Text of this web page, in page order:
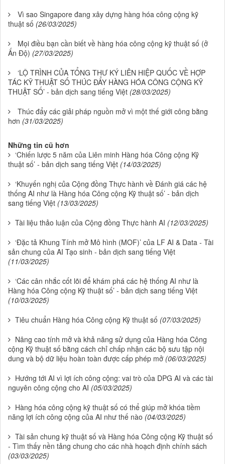
Vì sao Singapore đang xây dựng hàng hóa công cộng kỹ
thuật số (26/03/2025)
Mọi điều bạn cần biết về hàng hóa công cộng kỹ thuật số (ở
Ấn Độ) (27/03/2025)
‘LỘ TRÌNH CỦA TỔNG THƯ KÝ LIÊN HIỆP QUỐC VỀ HỢP
TÁC KỸ THUẬT SỐ THÚC ĐẨY HÀNG HÓA CÔNG CỘNG KỸ
THUẬT SỐ’ - bản dịch sang tiếng Việt (28/03/2025)
Thúc đẩy các giải pháp nguồn mở vì một thế giới công bằng
hơn (31/03/2025)
Những tin cũ hơn
‘Chiến lược 5 năm của Liên minh Hàng hóa Công cộng Kỹ
thuật số’ - bản dịch sang tiếng Việt (14/03/2025)
‘Khuyến nghị của Cộng đồng Thực hành về Đánh giá các hệ
thống AI như là Hàng hóa Công cộng Kỹ thuật số’ - bản dịch
sang tiếng Việt (13/03/2025)
Tài liệu thảo luận của Cộng đồng Thực hành AI (12/03/2025)
‘Đặc tả Khung Tính mở Mô hình (MOF)’ của LF AI & Data - Tài
sản chung của AI Tạo sinh - bản dịch sang tiếng Việt
(11/03/2025)
‘Các cân nhắc cốt lõi để khám phá các hệ thống AI như là
Hàng hóa Công cộng Kỹ thuật số’ - bản dịch sang tiếng Việt
(10/03/2025)
Tiêu chuẩn Hàng hóa Công cộng Kỹ thuật số (07/03/2025)
Nâng cao tính mở và khả năng sử dụng của Hàng hóa Công
cộng Kỹ thuật số bằng cách chỉ chấp nhận các bộ sưu tập nội
dung và bộ dữ liệu hoàn toàn được cấp phép mở (06/03/2025)
Hướng tới AI vì lợi ích công cộng: vai trò của DPG AI và các tài
nguyên công cộng cho AI (05/03/2025)
Hàng hóa công cộng kỹ thuật số có thể giúp mở khóa tiềm
năng lợi ích công cộng của AI như thế nào (04/03/2025)
Tài sản chung kỹ thuật số và Hàng hóa Công cộng Kỹ thuật số
- Tìm thấy nền tảng chung cho các nhà hoạch định chính sách
(03/03/2025)